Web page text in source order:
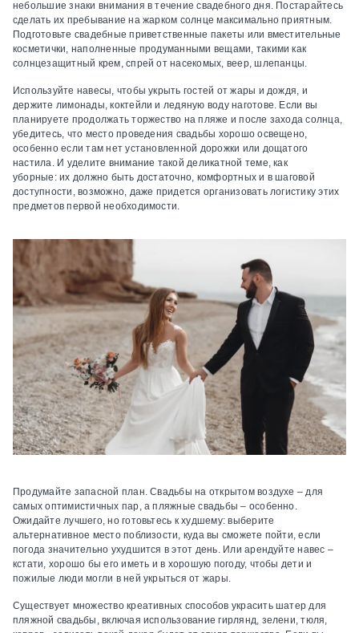
небольшие знаки внимания в течение свадебного дня. Постарайтесь
сделать их пребывание на жарком солнце максимально приятным.
Подготовьте свадебные приветственные пакеты или вместительные
косметички, наполненные продуманными вещами, такими как
солнцезащитный крем, спрей от насекомых, веер, шлепанцы.
Используйте навесы, чтобы укрыть гостей от жары и дождя, и
держите лимонады, коктейли и ледяную воду наготове. Если вы
планируете продолжать торжество на пляже и после захода солнца,
убедитесь, что место проведения свадьбы хорошо освещено,
особенно если там нет установленной дорожки или дощатого
настила. И уделите внимание такой деликатной теме, как
уборные: их должно быть достаточно, комфортных и в шаговой
доступности, возможно, даже придется организовать логистику этих
предметов первой необходимости.
Продумайте запасной план. Свадьбы на открытом воздухе – для
самых оптимистичных пар, а пляжные свадьбы – особенно.
Ожидайте лучшего, но готовьтесь к худшему: выберите
альтернативное место поблизости, куда вы сможете пойти, если
погода значительно ухудшится в этот день. Или арендуйте навес –
кстати, хорошо бы его иметь и в хорошую погоду, чтобы дети и
пожилые люди могли в ней укрыться от жары.
Существует множество креативных способов украсить шатер для
пляжной свадьбы, включая использование гирлянд, зелени, тюля,